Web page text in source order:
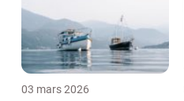
03 mars 2026